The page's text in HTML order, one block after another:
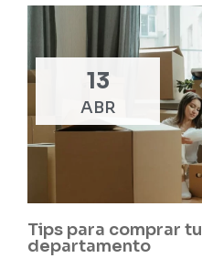
Tips para comprar
departamento
13
ABR